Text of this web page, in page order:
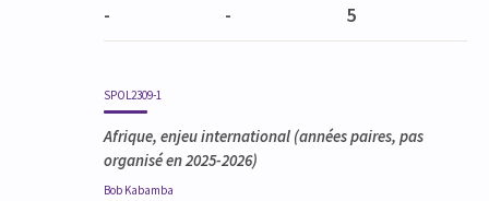
- - 5
SPOL2309-1
Afrique, enjeu international (années paires, pas
organisé en 2025-2026)
Bob Kabamba